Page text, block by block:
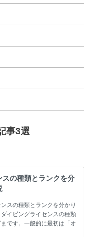
事3選
の種類とランクを分
スの種類とランクを分かり
イビングライセンスの種類
です。一般的に最初は「オ